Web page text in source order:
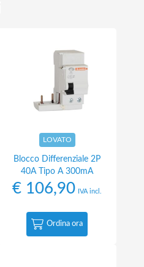
LOVATO
Blocco Differenziale 2P
40A Tipo A 300mA
€ 106,90 IVA incl.
Ordina ora